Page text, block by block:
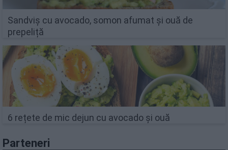
Sandviș cu avocado, somon afumat și ouă de
prepeliță
6 rețete de mic dejun cu avocado și ouă
Parteneri